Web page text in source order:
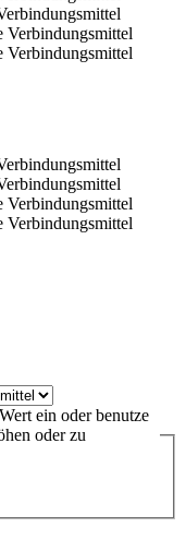
ein oder benutze
oder zu